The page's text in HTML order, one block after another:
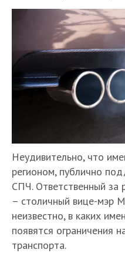
Неудивительно, что
регионом, публично
СПЧ. Ответственный за
– столичный вице-мэр
неизвестно, в каких
появятся ограничения
транспорта.